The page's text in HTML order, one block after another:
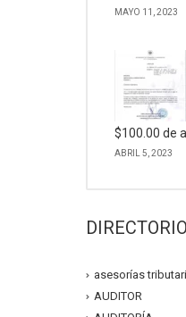
MAYO 11, 2023
$100.00 de
ABRIL 5, 2023
asesorías
AUDITOR